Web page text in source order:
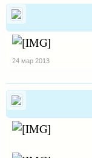
24 мар 2013